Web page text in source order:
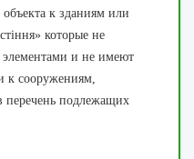
к зданиям или
которые не
и не имеют
к сооружениям,
перечень подлежащих